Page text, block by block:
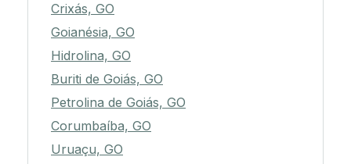
Crixás, GO
Goianésia, GO
Hidrolina, GO
Buriti de Goiás, GO
Petrolina de Goiás, GO
Corumbaíba, GO
Uruaçu, GO